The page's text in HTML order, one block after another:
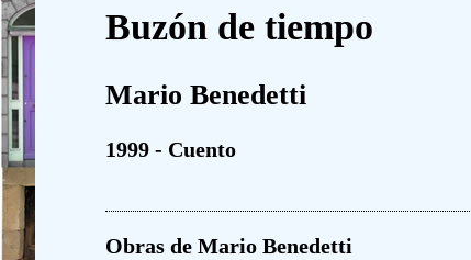
Buzón de tiempo
Mario Benedetti
1999 - Cuento
Obras de Mario Benedetti